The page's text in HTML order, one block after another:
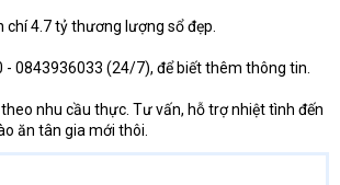
chí 4.7 tỷ thương lượng sổ đẹp.
- 0843936033 (24/7), để biết thêm thông tin.
nhu cầu thực. Tư vấn, hỗ trợ nhiệt tình đến
ăn tân gia mới thôi.